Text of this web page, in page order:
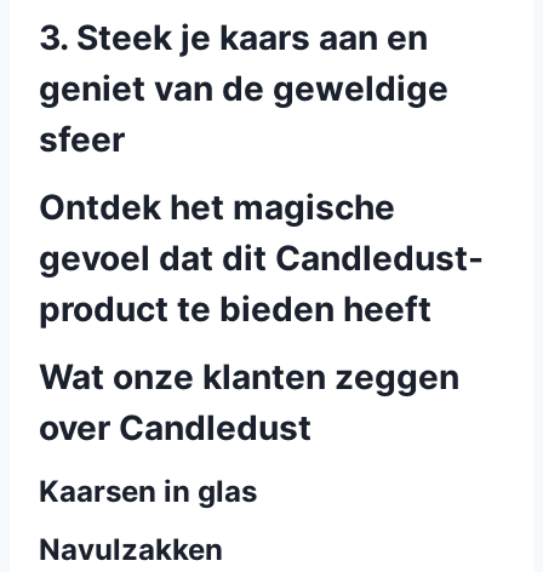
3. Steek je kaars aan en
geniet van de geweldige
sfeer
Ontdek het magische
gevoel dat dit Candledust-
product te bieden heeft
Wat onze klanten zeggen
over Candledust
Kaarsen in glas
Navulzakken